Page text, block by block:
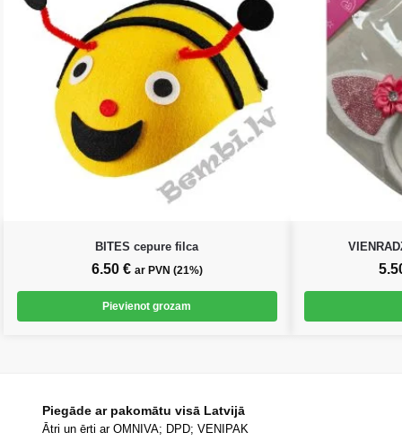
BITES cepure filca
6.50 € ar PVN (21%)
Pievienot grozam
Piegāde ar pakomātu visā Latvijā
Ātri un ērti ar OMNIVA; DPD; VENIPAK